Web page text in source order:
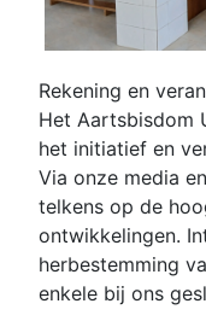
Rekening en
Het Aartsbisdom
het initiatief en
Via onze media
telkens op de
ontwikkelingen.
herbestemming
enkele bij ons